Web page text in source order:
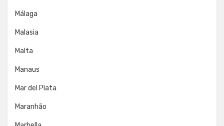
Málaga
Malasia
Malta
Manaus
Mar del Plata
Maranhão